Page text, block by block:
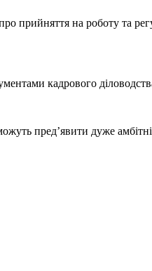
прийняття на роботу та
кадрового
пред’явити дуже амбітні